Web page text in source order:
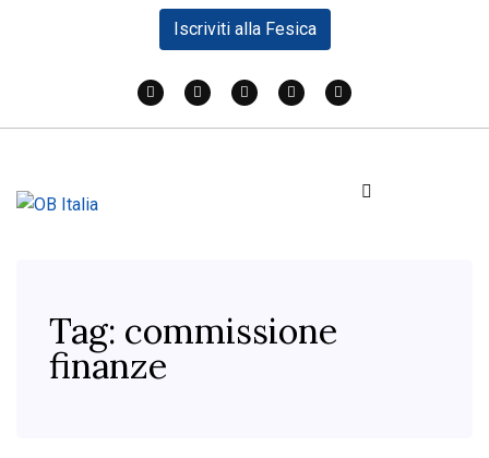
Iscriviti alla Fesica
Tag: commissione
finanze